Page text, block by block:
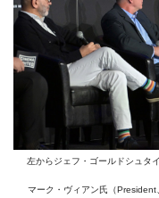
左からジェフ・ゴールドシュタ
マーク・ヴィアン氏（